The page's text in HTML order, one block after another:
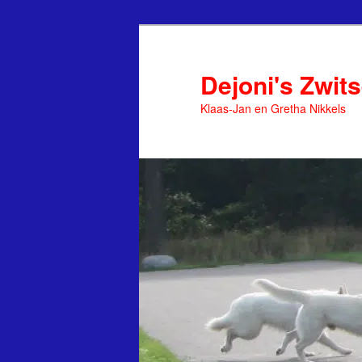
Dejoni's
Klaas-Jan en Gretha Nikkels